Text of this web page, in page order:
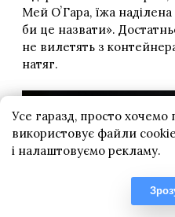
Усе гаразд, просто
використовує файли
і налаштовуємо рекламу.